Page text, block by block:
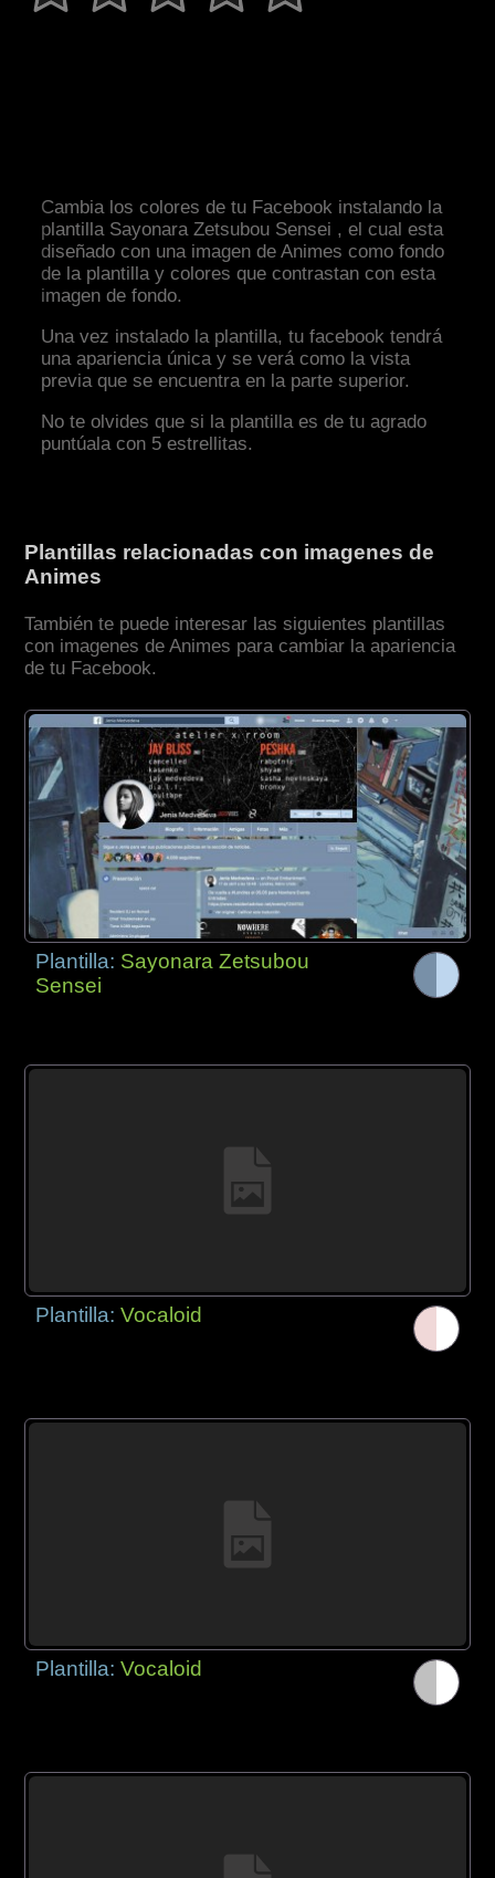
Cambia los colores de tu Facebook instalando la
plantilla Sayonara Zetsubou Sensei , el cual esta
diseñado con una imagen de Animes como fondo
de la plantilla y colores que contrastan con esta
imagen de fondo.
Una vez instalado la plantilla, tu facebook tendrá
una apariencia única y se verá como la vista
previa que se encuentra en la parte superior.
No te olvides que si la plantilla es de tu agrado
puntúala con 5 estrellitas.
Plantillas relacionadas con imagenes de
Animes
También te puede interesar las siguientes plantillas
con imagenes de Animes para cambiar la apariencia
de tu Facebook.
Plantilla: Sayonara Zetsubou
Sensei
Plantilla:Vocaloid
Plantilla:Vocaloid